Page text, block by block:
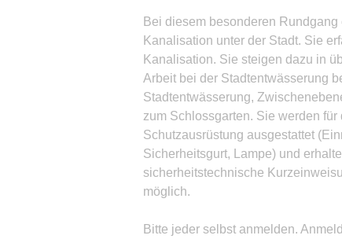
Bei diesem besonderen
Kanalisation unter der Stadt. Sie
Kanalisation. Sie steigen dazu in
Arbeit bei der Stadtentwässerung
Stadtentwässerung,
zum Schlossgarten. Sie werden
Schutzausrüstung ausgestattet
Sicherheitsgurt, Lampe) und
sicherheitstechnische
möglich.
Bitte jeder selbst anmelden.